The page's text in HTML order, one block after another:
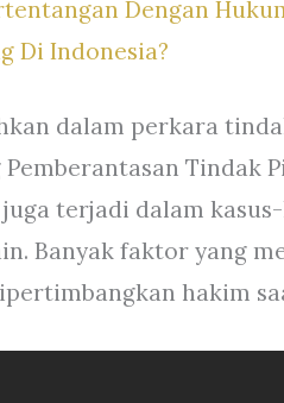
Dengan
Di Indonesia?
dalam perkara
Tindak
terjadi dalam
Banyak faktor yang
hakim